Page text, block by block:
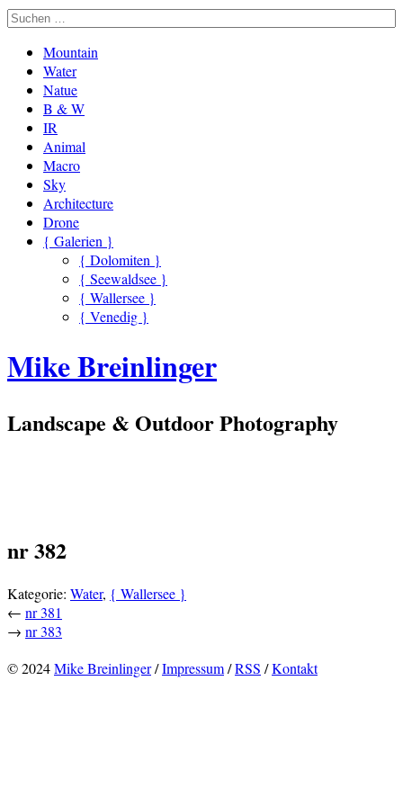
Mountain
Water
Natue
B & W
IR
Animal
Macro
Sky
Architecture
Drone
{ Galerien }
{ Dolomiten }
{ Seewaldsee }
{ Wallersee }
{ Venedig }
Mike Breinlinger
Landscape & Outdoor Photography
nr 382
Kategorie: Water, { Wallersee }
← nr 381
→ nr 383
© 2024Mike Breinlinger/Impressum/RSS /Kontakt